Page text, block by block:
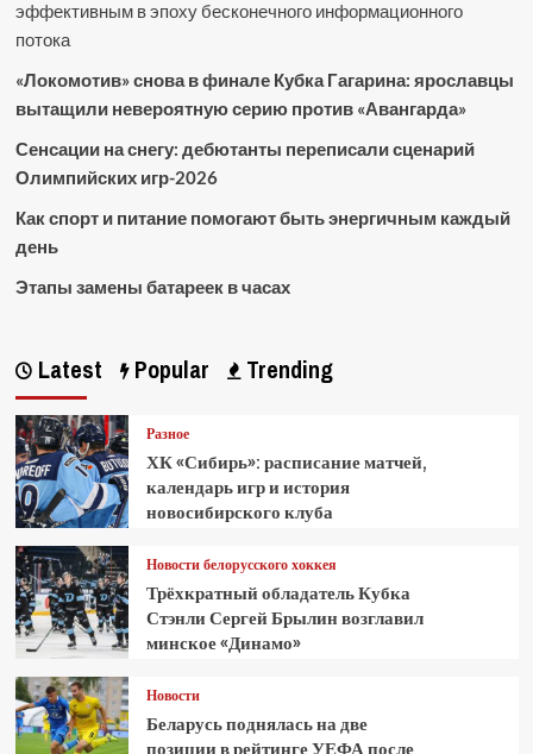
эффективным в эпоху бесконечного информационного
потока
«Локомотив» снова в финале Кубка Гагарина: ярославцы
вытащили невероятную серию против «Авангарда»
Сенсации на снегу: дебютанты переписали сценарий
Олимпийских игр-2026
Как спорт и питание помогают быть энергичным каждый
день
Этапы замены батареек в часах
Latest Popular Trending
Разное
ХК «Сибирь»: расписание матчей,
календарь игр и история
новосибирского клуба
Новости белорусского хоккея
Трёхкратный обладатель Кубка
Стэнли Сергей Брылин возглавил
минское «Динамо»
Новости
Беларусь поднялась на две
позиции в рейтинге УЕФА после